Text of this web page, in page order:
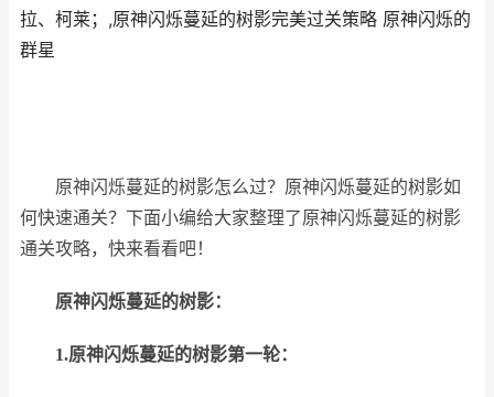
拉、柯莱；,原神闪烁蔓延的树影完美过关策略 原神闪烁的
群星
原神闪烁蔓延的树影怎么过？原神闪烁蔓延的树影如
何快速通关？下面小编给大家整理了原神闪烁蔓延的树影
通关攻略，快来看看吧！
原神闪烁蔓延的树影：
1.原神闪烁蔓延的树影第一轮：